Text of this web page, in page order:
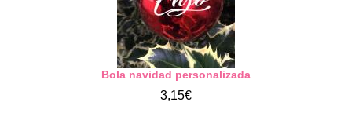
Bola navidad personalizada
3,15€